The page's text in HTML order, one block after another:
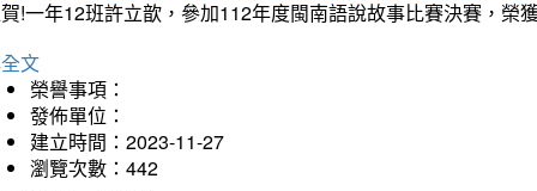
!一年12班許立歆，參加112年度閩南語說故事比賽決賽，榮
文
榮譽事項：
發佈單位：
建立時間：2023-11-27
瀏覽次數：442